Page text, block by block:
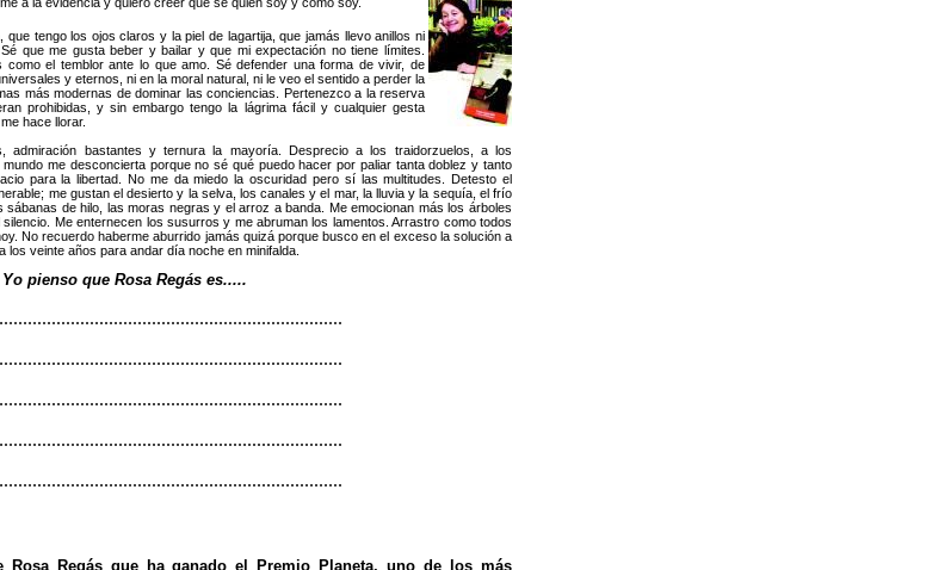
tengo los ojos claros y la piel de lagartija, que jamás llevo anillos ni
que me gusta beber y bailar y que mi expectación no tiene límites.
como el temblor ante lo que amo. Sé defender una forma de vivir, de
y eternos, ni en la moral natural, ni le veo el sentido a perder la
más modernas de dominar las conciencias. Pertenezco a la reserva
prohibidas, y sin embargo tengo la lágrima fácil y cualquier gesta
hace llorar.
admiración bastantes y ternura la mayoría. Desprecio a los traidorzuelos, a los
me desconcierta porque no sé qué puedo hacer por paliar tanta doblez y tanto
para la libertad. No me da miedo la oscuridad pero sí las multitudes. Detesto el
me gustan el desierto y la selva, los canales y el mar, la lluvia y la sequía, el frío
de hilo, las moras negras y el arroz a banda. Me emocionan más los árboles
Me enternecen los susurros y me abruman los lamentos. Arrastro como todos
No recuerdo haberme aburrido jamás quizá porque busco en el exceso la solución a
veinte años para andar día noche en minifalda.
Yo pienso que Rosa Regás es.....
Rosa Regás que ha ganado el Premio Planeta, uno de los más